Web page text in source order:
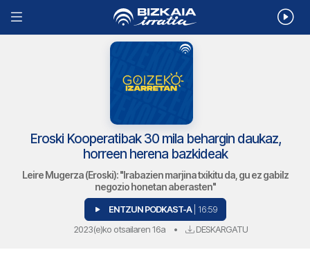
Eroski Kooperatibak 30 mila behargin daukaz,
horreen herena bazkideak
Leire Mugerza (Eroski): "Irabazien marjina txikitu da, gu ez gabilz
negozio honetan aberasten"
ENTZUN PODKAST-A | 16:59
2023(e)ko otsailaren 16a • DESKARGATU